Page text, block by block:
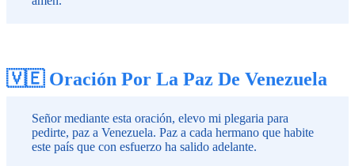
🇻🇪 Oración Por La Paz De Venezuela
Señor mediante esta oración, elevo mi plegaria para
pedirte, paz a Venezuela. Paz a cada hermano que habite
este país que con esfuerzo ha salido adelante.